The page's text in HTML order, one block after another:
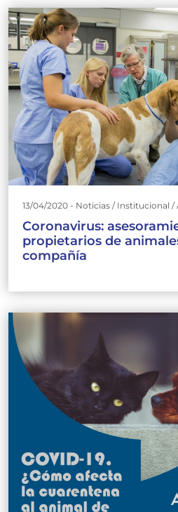
13/04/2020 - Noticias / Institucional /
Coronavirus:
propietarios de
compañía